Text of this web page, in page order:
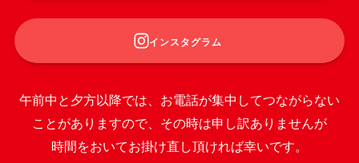
インスタグラム
午前中と夕方以降では、お電話が集中してつながらない
ことがありますので、その時は申し訳ありませんが
時間をおいてお掛け直し頂ければ幸いです。